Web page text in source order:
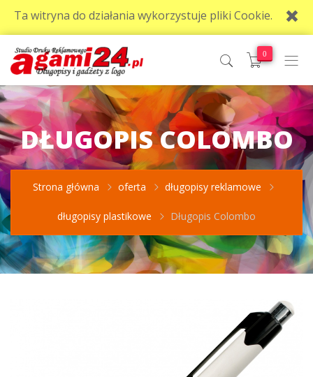
Ta witryna do działania wykorzystuje pliki Cookie.
0
DŁUGOPIS COLOMBO
Strona główna oferta długopisy reklamowe
długopisy plastikowe Długopis Colombo